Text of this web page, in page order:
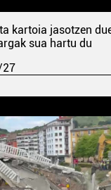
kartoia jasotzen
sua hartu du